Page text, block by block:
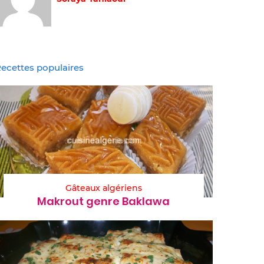
populaires
Gâteaux algériens
Makrout genre Baklawa